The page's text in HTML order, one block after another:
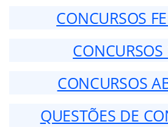
CONCURSOS
CONCURSOS
QUESTÕES DE